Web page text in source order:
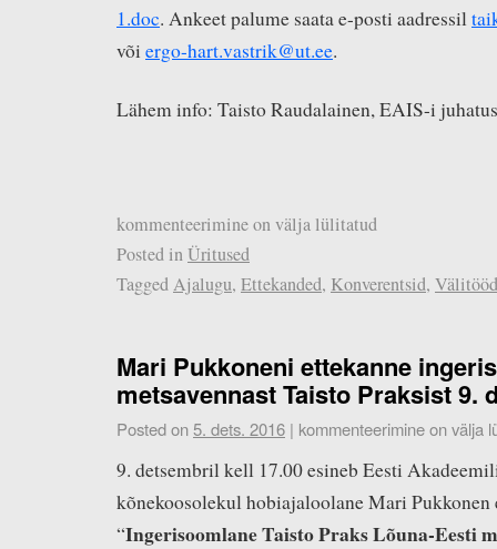
1.doc. Ankeet palume saata e-posti aadressil
või ergo-hart.vastrik@ut.ee.
Lähem info: Taisto Raudalainen, EAIS-i
kommenteerimine on välja lülitatud
Posted inÜritused
TaggedAjalugu, Ettekanded, Konverentsid, Välitööd
Mari Pukkoneni ettekanne
metsavennast Taisto Praksist 9.
Posted on5. dets. 2016 | kommenteerimine on välja
9. detsembril kell 17.00 esineb Eesti
kõnekoosolekul hobiajaloolane Mari Pukkonen
“Ingerisoomlane Taisto Praks Lõuna-Eesti